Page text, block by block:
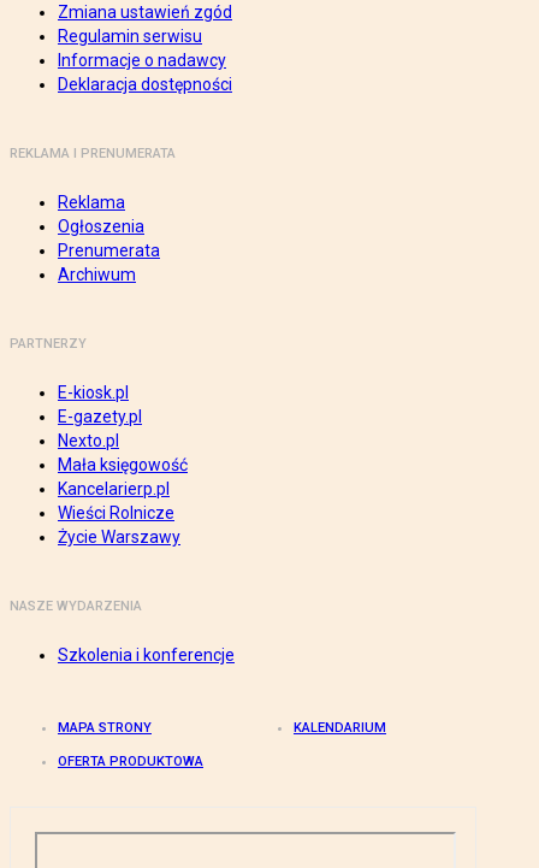
Zmiana ustawień zgód
Regulamin serwisu
Informacje o nadawcy
Deklaracja dostępności
REKLAMA I PRENUMERATA
Reklama
Ogłoszenia
Prenumerata
Archiwum
PARTNERZY
E-kiosk.pl
E-gazety.pl
Nexto.pl
Mała księgowość
Kancelarierp.pl
Wieści Rolnicze
Życie Warszawy
NASZE WYDARZENIA
Szkolenia i konferencje
MAPA STRONY KALENDARIUM
OFERTA PRODUKTOWA